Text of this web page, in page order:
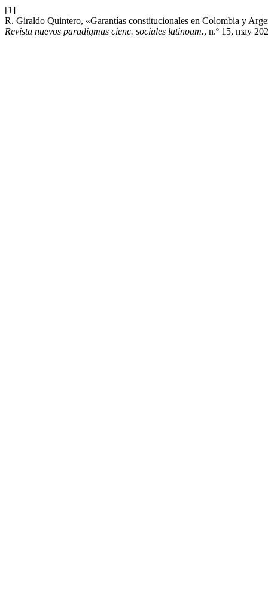
[1]
R. Giraldo Quintero, «Garantías constitucionales en Colombia y
Revista nuevos paradigmas cienc. sociales latinoam., n.º 15, may